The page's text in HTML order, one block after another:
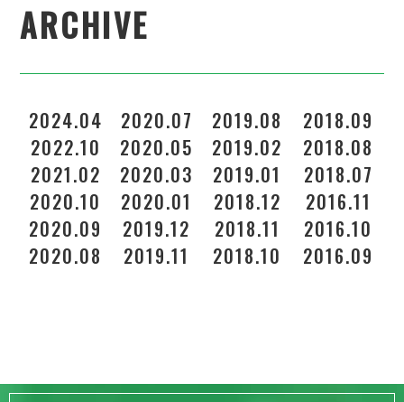
ARCHIVE
2024.04
2022.10
2021.02
2020.10
2020.09
2020.08
2020.07
2020.05
2020.03
2020.01
2019.12
2019.11
2019.08
2019.02
2019.01
2018.12
2018.11
2018.10
2018.09
2018.08
2018.07
2016.11
2016.10
2016.09